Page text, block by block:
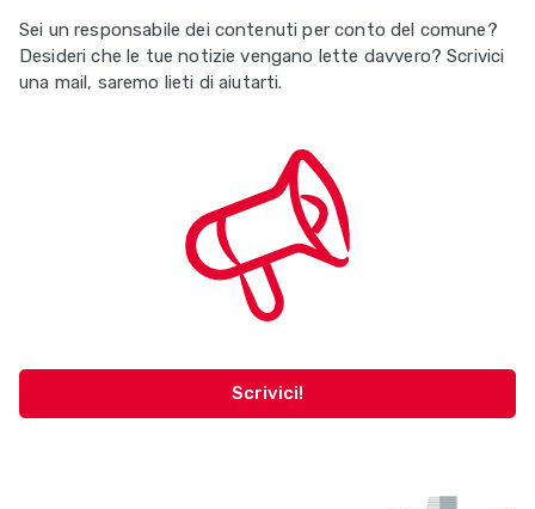
Sei un responsabile dei contenuti per conto del comune?
Desideri che le tue notizie vengano lette davvero? Scrivici
una mail, saremo lieti di aiutarti.
Scrivici!